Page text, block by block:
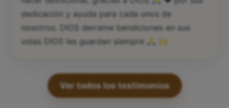
dedicación y ayuda para cada unos de
nosotros. DIOS derrame bendiciones en sus
vidas DIOS les guarden siempre
Ver todos los testimonios